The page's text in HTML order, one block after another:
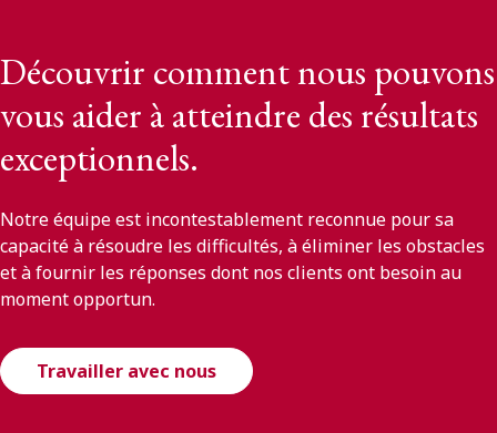
Découvrir comment nous pouvons
vous aider à atteindre des résultats
exceptionnels.
Notre équipe est incontestablement reconnue pour sa
capacité à résoudre les difficultés, à éliminer les obstacles
et à fournir les réponses dont nos clients ont besoin au
moment opportun.
Travailler avec nous